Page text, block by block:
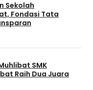
Sekolah
Fondasi Tata
SMK
Raih Dua Juara